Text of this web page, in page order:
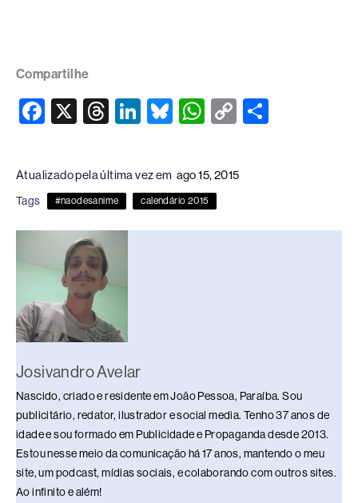
Compartilhe
F
c
e
b
o
o
X
T
e
a
d
s
Li
e
dI
n
Bl
sk
y
W
at
s
A
p
C
p
y
n
Atualizado pela última vez em ago 15, 2015
Tags #naodesanime calendário 2015
Josivandro Avelar
Nascido, criado e residente em João Pessoa, Paraíba. Sou
publicitário, redator, ilustrador e social media. Tenho 37 anos de
idade e sou formado em Publicidade e Propaganda desde 2013.
Estou nesse meio da comunicação há 17 anos, mantendo o meu
site, um podcast, mídias sociais, e colaborando com outros sites.
Ao infinito e além!